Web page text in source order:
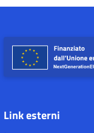
Link esterni